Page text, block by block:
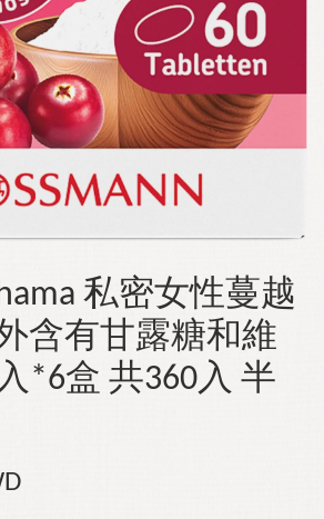
私密女性蔓越
含有甘露糖和維
*6盒 共360入 半